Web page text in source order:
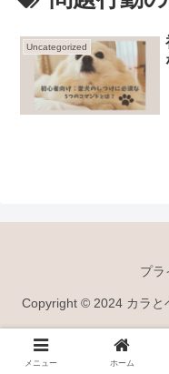
Uncategorized
プラ
Copyright © 2024 カラと
メニュー ホーム